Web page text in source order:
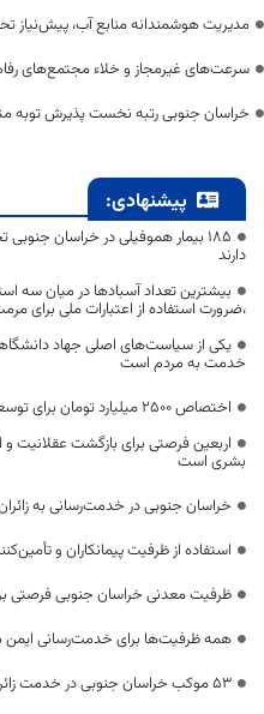
مدیریت هوشمندانه منابع آب، پیش‌نیاز
سرعت‌های غیرمجاز و خلاء مجتمع‌های
خراسان جنوبی رتبه نخست پذیرش توبه
پیشنهادی:
۱۸۵ بیمار هموفیلی در خراسان
دارند
بیشترین تعداد آسبادها در میان سه
،ضرورت استفاده از اعتبارات ملی برای
یکی از سیاست‌های اصلی جهاد
خدمت به مردم است
اختصاص 2500 میلیارد تومان برای توسعه راه‌های دوبانده خراسان جنوبی
اربعین فرصتی برای بازگشت
بشری است
خراسان جنوبی در خدمت‌رسانی به
استفاده از ظرفیت پیمانکاران و
ظرفیت معدنی خراسان جنوبی فرصتی
همه ظرفیت‌ها برای خدمت‌رسانی ایمن
53 موکب خراسان جنوبی در خدمت زائران اربعین